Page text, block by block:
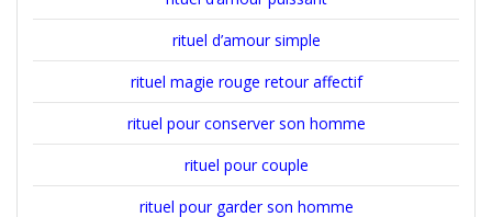
rituel d’amour simple
rituel magie rouge retour affectif
rituel pour conserver son homme
rituel pour couple
rituel pour garder son homme